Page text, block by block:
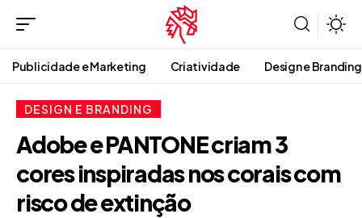
Publicidade e Marketing Criatividade Design e Branding
DESIGN E BRANDING
Adobe e PANTONE criam 3
cores inspiradas nos corais com
risco de extinção